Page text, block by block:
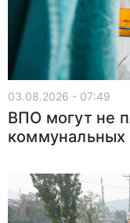
03.08.2026 - 07:49
ВПО могут не
коммунальных